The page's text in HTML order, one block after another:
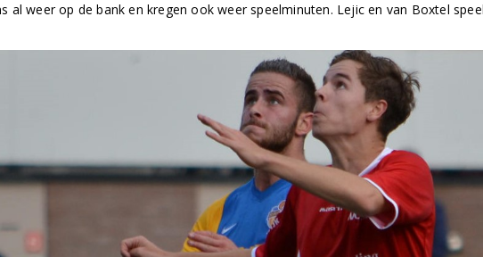
al weer op de bank en kregen ook weer speelminuten. Lejic en van Boxtel